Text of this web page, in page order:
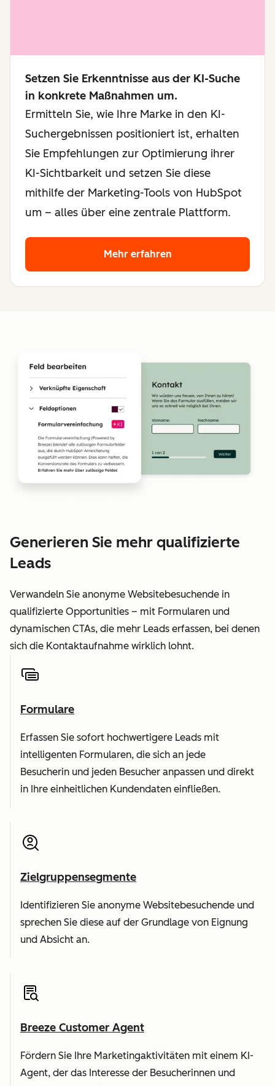
Setzen Sie Erkenntnisse aus der KI-Suche
in konkrete Maßnahmen um.
Ermitteln Sie, wie Ihre Marke in den KI-
Suchergebnissen positioniert ist, erhalten
Sie Empfehlungen zur Optimierung ihrer
KI-Sichtbarkeit und setzen Sie diese
mithilfe der Marketing-Tools von HubSpot
um – alles über eine zentrale Plattform.
Mehr erfahren
Generieren Sie mehr qualifizierte
Leads
Verwandeln Sie anonyme Websitebesuchende in
qualifizierte Opportunities – mit Formularen und
dynamischen CTAs, die mehr Leads erfassen, bei denen
sich die Kontaktaufnahme wirklich lohnt.
Formulare
Erfassen Sie sofort hochwertigere Leads mit
intelligenten Formularen, die sich an jede
Besucherin und jeden Besucher anpassen und direkt
in Ihre einheitlichen Kundendaten einfließen.
Zielgruppensegmente
Identifizieren Sie anonyme Websitebesuchende und
sprechen Sie diese auf der Grundlage von Eignung
und Absicht an.
Breeze Customer Agent
Fördern Sie Ihre Marketingaktivitäten mit einem KI-
Agent, der das Interesse der Besucherinnen und